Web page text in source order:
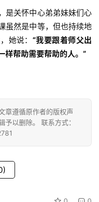
是关怀中心弟弟妹妹们心
虽然是中等，但也持续地
她说： “我要跟着师父出
样帮助需要帮助的人。”
章遵循原作者的版权声
予以删除。 联系方式：